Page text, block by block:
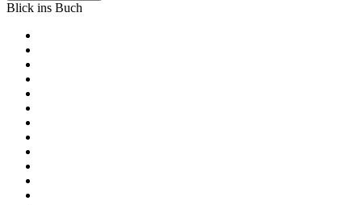
Blick ins Buch